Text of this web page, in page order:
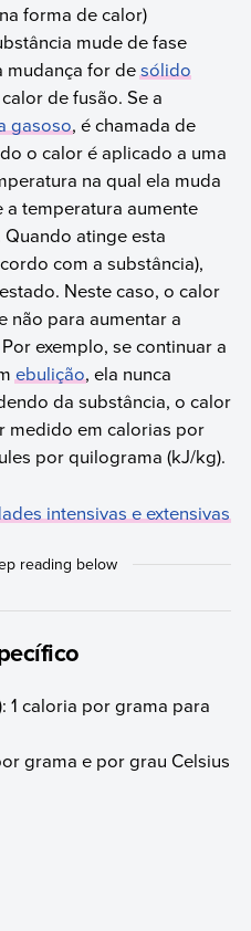
forma de calor)
mude de fase
mudança for desólido
de fusão. Se a
gasoso, é chamada de
o calor é aplicado a uma
na qual ela muda
temperatura aumente
atinge esta
com a substância),
Neste caso, o calor
não para aumentar a
exemplo, se continuar a
ebulição, ela nunca
da substância, o calor
medido em calorias por
por quilograma (kJ/kg).
intensivas e extensivas
1 caloria por grama para
grama e por grau Celsius